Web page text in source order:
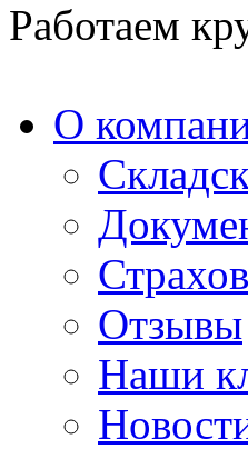
Работаем
О
Отзывы
Наши